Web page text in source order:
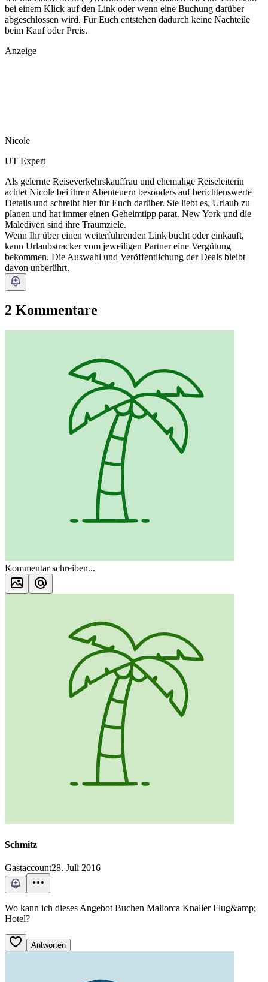
bei einem Klick auf den Link oder wenn eine Buchung darüber
abgeschlossen wird. Für Euch entstehen dadurch keine Nachteile
beim Kauf oder Preis.
Anzeige
Nicole
UT Expert
Als gelernte Reiseverkehrskauffrau und ehemalige Reiseleiterin
achtet Nicole bei ihren Abenteuern besonders auf berichtenswerte
Details und schreibt hier für Euch darüber. Sie liebt es, Urlaub zu
planen und hat immer einen Geheimtipp parat. New York und die
Malediven sind ihre Traumziele.
Wenn Ihr über einen weiterführenden Link bucht oder einkauft,
kann Urlaubstracker vom jeweiligen Partner eine Vergütung
bekommen. Die Auswahl und Veröffentlichung der Deals bleibt
davon unberührt.
2 Kommentare
Kommentar schreiben...
Schmitz
Gastaccount28. Juli 2016
Wo kann ich dieses Angebot Buchen Mallorca Knaller Flug&amp;
Hotel?
Antworten